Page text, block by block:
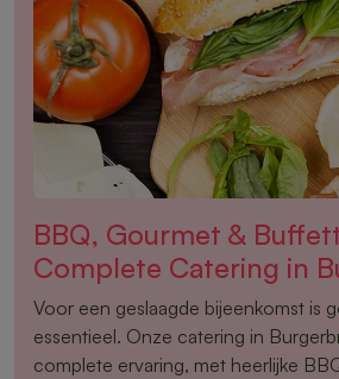
BBQ, Gourmet &
Complete Catering in
Voor een geslaagde bijeenkomst is
essentieel. Onze catering in
complete ervaring, met heerlijke